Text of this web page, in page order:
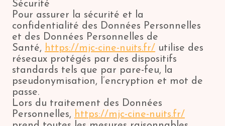
Sécurité
Pour assurer la sécurité et la
confidentialité des Données Personnelles
et des Données Personnelles de
Santé, https://mjc-cine-nuits.fr/ utilise des
réseaux protégés par des dispositifs
standards tels que par pare-feu, la
pseudonymisation, l’encryption et mot de
passe.
Lors du traitement des Données
Personnelles, https://mjc-cine-nuits.fr/